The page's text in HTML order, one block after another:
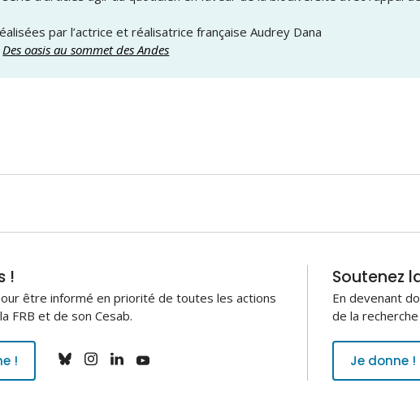
par l’actrice et réalisatrice française Audrey Dana
Des oasis au sommet des Andes
!
être informé en priorité de toutes les actions
FRB et de son Cesab.
!
Soutenez
En devenant
de la
Je donne !